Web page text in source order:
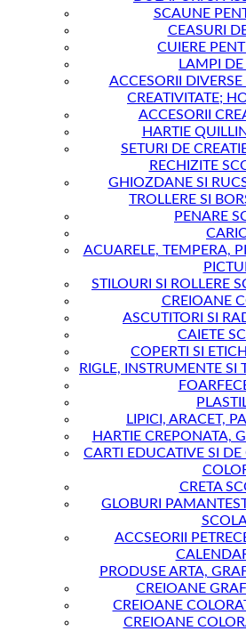
SCAUNE
CEASURI
CUIERE
LAMPI
ACCESORII
CREATIVITATE;
ACCESORII
HARTIE
SETURI DE
RECHIZITE
GHIOZDANE SI
TROLLERE SI
PENARE
ACUARELE, TEMPERA,
STILOURI SI ROLLERE
CREIOANE
ASCUTITORI SI
CAIETE
COPERTI SI
RIGLE, INSTRUMENTE SI
LIPICI, ARACET,
HARTIE CREPONATA,
CARTI EDUCATIVE SI DE
CRETA
GLOBURI
ACCSEORII
PRODUSE ARTA,
CREIOANE
CREIOANE
CREIOANE